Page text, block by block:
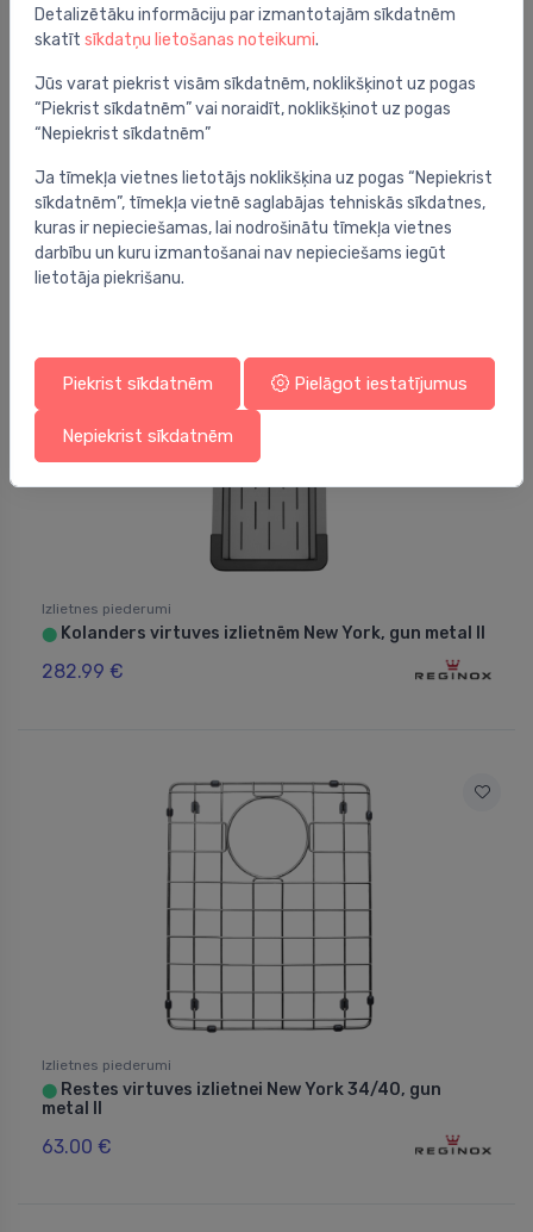
⬤ Restes virtuves izlietnei New York 34/40, gold II
63.00 €
Izlietnes piederumi
⬤ Kolanders virtuves izlietnēm New York, gun metal II
282.99 €
Izlietnes piederumi
⬤ Restes virtuves izlietnei New York 34/40, gun
metal II
63.00 €
Detalizētāku informāciju par izmantotajām sīkdatnēm
skatīt sīkdatņu lietošanas noteikumi.
Jūs varat piekrist visām sīkdatnēm, noklikšķinot uz pogas
“Piekrist sīkdatnēm” vai noraidīt, noklikšķinot uz pogas
“Nepiekrist sīkdatnēm”
Ja tīmekļa vietnes lietotājs noklikšķina uz pogas “Nepiekrist
sīkdatnēm”, tīmekļa vietnē saglabājas tehniskās sīkdatnes,
kuras ir nepieciešamas, lai nodrošinātu tīmekļa vietnes
darbību un kuru izmantošanai nav nepieciešams iegūt
lietotāja piekrišanu.
Piekrist sīkdatnēm Pielāgot iestatījumus
Nepiekrist sīkdatnēm